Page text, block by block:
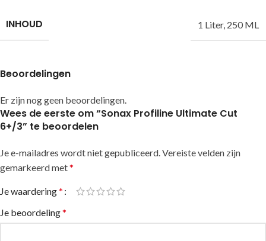
INHOUD 1 Liter, 250 ML
Beoordelingen
Er zijn nog geen beoordelingen.
Wees de eerste om “Sonax Profiline Ultimate Cut
6+/3” te beoordelen
Je e-mailadres wordt niet gepubliceerd.Vereiste velden zijn
gemarkeerd met*
Je waardering*
Je beoordeling*
Alternative: